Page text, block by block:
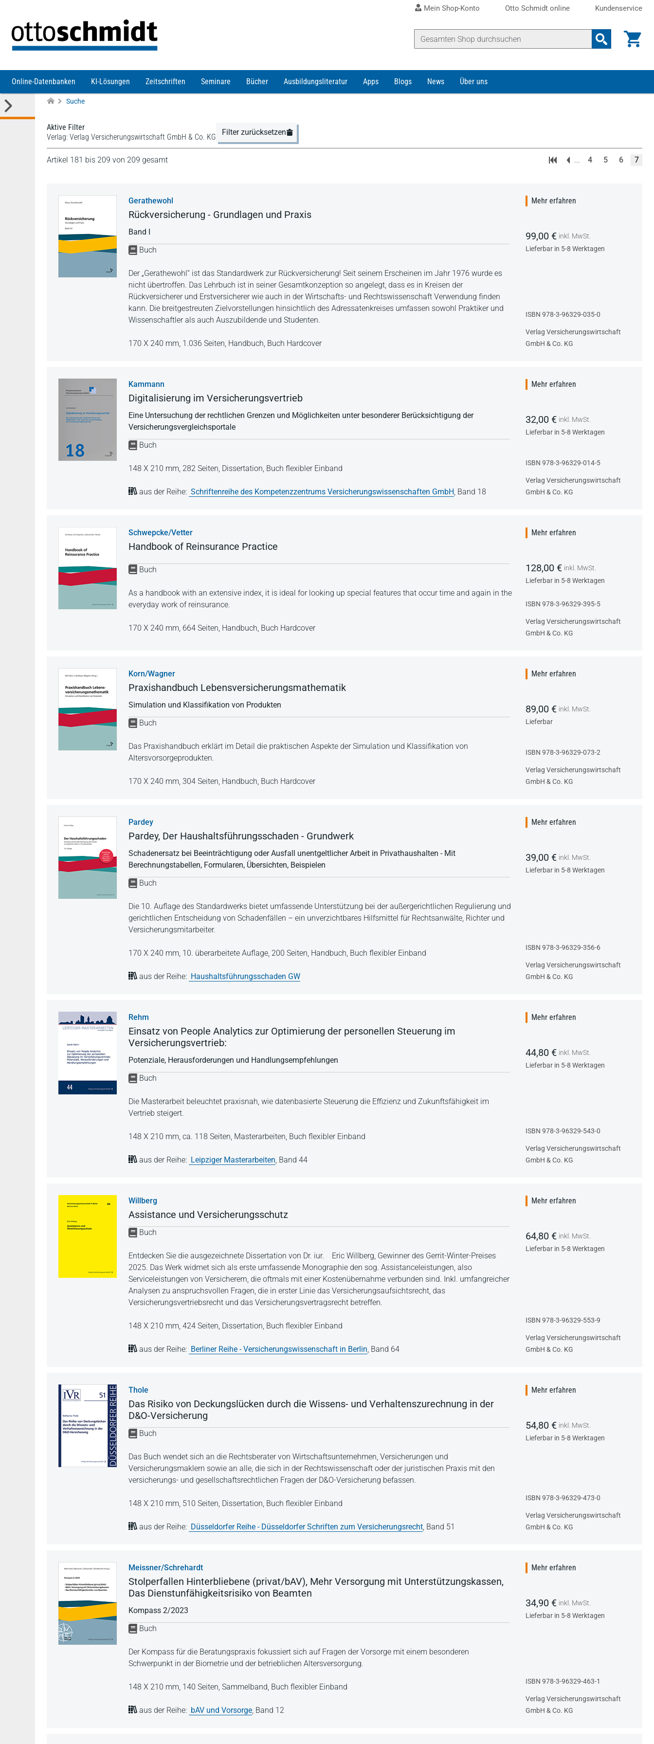
Mein Shop-Konto Otto Schmidt online Kundenservice
Online-Datenbanken KI-Lösungen Zeitschriften Seminare Bücher Ausbildungsliteratur Apps Blogs News Über uns
Suche
Aktive Filter
Verlag: Verlag Versicherungswirtschaft GmbH & Co. KG
Filter zurücksetzen
Artikel 181 bis 209 von 209 gesamt ... 4 5 6 7
Gerathewohl
Rückversicherung - Grundlagen und Praxis
Band I
Buch
Der „Gerathewohl“ ist das Standardwerk zur Rückversicherung! Seit seinem Erscheinen im Jahr 1976 wurde es
nicht übertroffen. Das Lehrbuch ist in seiner Gesamtkonzeption so angelegt, dass es in Kreisen der
Rückversicherer und Erstversicherer wie auch in der Wirtschafts- und Rechtswissenschaft Verwendung finden
kann. Die breitgestreuten Zielvorstellungen hinsichtlich des Adressatenkreises umfassen sowohl Praktiker und
Wissenschaftler als auch Auszubildende und Studenten.
170 X 240 mm, 1.036 Seiten, Handbuch, Buch Hardcover
Mehr erfahren
99,00 € inkl. MwSt.
Lieferbar in 5-8 Werktagen
ISBN 978-3-96329-035-0
Verlag Versicherungswirtschaft
GmbH & Co. KG
Kammann
Digitalisierung im Versicherungsvertrieb
Eine Untersuchung der rechtlichen Grenzen und Möglichkeiten unter besonderer Berücksichtigung der
Versicherungsvergleichsportale
Buch
148 X 210 mm, 282 Seiten, Dissertation, Buch flexibler Einband
aus der Reihe: Schriftenreihe des Kompetenzzentrums Versicherungswissenschaften GmbH, Band 18
Mehr erfahren
32,00 € inkl. MwSt.
Lieferbar in 5-8 Werktagen
ISBN 978-3-96329-014-5
Verlag Versicherungswirtschaft
GmbH & Co. KG
Schwepcke/Vetter
Handbook of Reinsurance Practice
Buch
As a handbook with an extensive index, it is ideal for looking up special features that occur time and again in the
everyday work of reinsurance.
170 X 240 mm, 664 Seiten, Handbuch, Buch Hardcover
Mehr erfahren
128,00 € inkl. MwSt.
Lieferbar in 5-8 Werktagen
ISBN 978-3-96329-395-5
Verlag Versicherungswirtschaft
GmbH & Co. KG
Korn/Wagner
Praxishandbuch Lebensversicherungsmathematik
Simulation und Klassifikation von Produkten
Buch
Das Praxishandbuch erklärt im Detail die praktischen Aspekte der Simulation und Klassifikation von
Altersvorsorgeprodukten.
170 X 240 mm, 304 Seiten, Handbuch, Buch Hardcover
Mehr erfahren
89,00 € inkl. MwSt.
Lieferbar
ISBN 978-3-96329-073-2
Verlag Versicherungswirtschaft
GmbH & Co. KG
Pardey
Pardey, Der Haushaltsführungsschaden - Grundwerk
Schadenersatz bei Beeinträchtigung oder Ausfall unentgeltlicher Arbeit in Privathaushalten - Mit
Berechnungstabellen, Formularen, Übersichten, Beispielen
Buch
Die 10. Auflage des Standardwerks bietet umfassende Unterstützung bei der außergerichtlichen Regulierung und
gerichtlichen Entscheidung von Schadenfällen – ein unverzichtbares Hilfsmittel für Rechtsanwälte, Richter und
Versicherungsmitarbeiter.
170 X 240 mm, 10. überarbeitete Auflage, 200 Seiten, Handbuch, Buch flexibler Einband
aus der Reihe: Haushaltsführungsschaden GW
Mehr erfahren
39,00 € inkl. MwSt.
Lieferbar in 5-8 Werktagen
ISBN 978-3-96329-356-6
Verlag Versicherungswirtschaft
GmbH & Co. KG
Rehm
Einsatz von People Analytics zur Optimierung der personellen Steuerung im
Versicherungsvertrieb:
Potenziale, Herausforderungen und Handlungsempfehlungen
Buch
Die Masterarbeit beleuchtet praxisnah, wie datenbasierte Steuerung die Effizienz und Zukunftsfähigkeit im
Vertrieb steigert.
148 X 210 mm, ca. 118 Seiten, Masterarbeiten, Buch flexibler Einband
aus der Reihe: Leipziger Masterarbeiten, Band 44
Mehr erfahren
44,80 € inkl. MwSt.
Lieferbar in 5-8 Werktagen
ISBN 978-3-96329-543-0
Verlag Versicherungswirtschaft
GmbH & Co. KG
Willberg
Assistance und Versicherungsschutz
Buch
Entdecken Sie die ausgezeichnete Dissertation von Dr. iur. Eric Willberg, Gewinner des Gerrit-Winter-Preises
2025. Das Werk widmet sich als erste umfassende Monographie den sog. Assistanceleistungen, also
Serviceleistungen von Versicherern, die oftmals mit einer Kostenübernahme verbunden sind. Inkl. umfangreicher
Analysen zu anspruchsvollen Fragen, die in erster Linie das Versicherungsaufsichtsrecht, das
Versicherungsvertriebsrecht und das Versicherungsvertragsrecht betreffen.
148 X 210 mm, 424 Seiten, Dissertation, Buch flexibler Einband
aus der Reihe: Berliner Reihe - Versicherungswissenschaft in Berlin, Band 64
Mehr erfahren
64,80 € inkl. MwSt.
Lieferbar in 5-8 Werktagen
ISBN 978-3-96329-553-9
Verlag Versicherungswirtschaft
GmbH & Co. KG
Thole
Das Risiko von Deckungslücken durch die Wissens- und Verhaltenszurechnung in der
D&O-Versicherung
Buch
Das Buch wendet sich an die Rechtsberater von Wirtschaftsunternehmen, Versicherungen und
Versicherungsmaklern sowie an alle, die sich in der Rechtswissenschaft oder der juristischen Praxis mit den
versicherungs- und gesellschaftsrechtlichen Fragen der D&O-Versicherung befassen.
148 X 210 mm, 510 Seiten, Dissertation, Buch flexibler Einband
aus der Reihe: Düsseldorfer Reihe - Düsseldorfer Schriften zum Versicherungsrecht, Band 51
Mehr erfahren
54,80 € inkl. MwSt.
Lieferbar in 5-8 Werktagen
ISBN 978-3-96329-473-0
Verlag Versicherungswirtschaft
GmbH & Co. KG
Meissner/Schrehardt
Stolperfallen Hinterbliebene (privat/bAV), Mehr Versorgung mit Unterstützungskassen,
Das Dienstunfähigkeitsrisiko von Beamten
Kompass 2/2023
Buch
Der Kompass für die Beratungspraxis fokussiert sich auf Fragen der Vorsorge mit einem besonderen
Schwerpunkt in der Biometrie und der betrieblichen Altersversorgung.
148 X 210 mm, 140 Seiten, Sammelband, Buch flexibler Einband
aus der Reihe: bAV und Vorsorge, Band 12
Mehr erfahren
34,90 € inkl. MwSt.
Lieferbar in 5-8 Werktagen
ISBN 978-3-96329-463-1
Verlag Versicherungswirtschaft
GmbH & Co. KG